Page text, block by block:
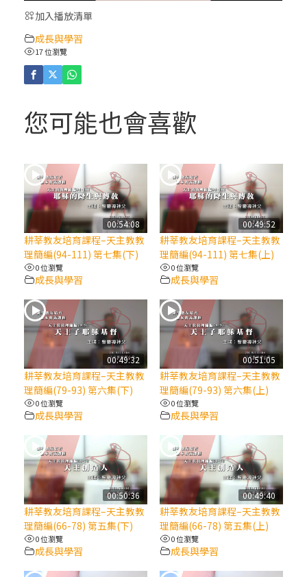
(5)黃敏正主教帶你做「四旬期避靜」—【逾
人相遇
(2)黃敏正主教帶你做「四旬期避靜」—【逾
越的智慧】：七項齋戒的意義與益處
【信仰之旅】第九集：「如果你的痛苦比快
樂多」—歐義明神父 / 應芝莉老師
(1)黃敏正主教帶你做「四旬期避靜」—【逾
越的智慧】：聖方濟的靈修，「不占為己
有」
【信仰之旅】第八集：「耶穌為什麼降生到
人世」—高樂祈修女
2025/10/10【萬物讚頌頌歌 – 太陽與生態音
樂會】紀念聖方濟與已逝教宗方濟各（中）
2025/10/10【萬物讚頌頌歌 – 太陽與生態音
樂會】紀念聖方濟與已逝教宗方濟各（下）
2025/10/10【萬物讚頌頌歌 – 太陽與生態音
樂會】紀念聖方濟與已逝教宗方濟各（上）
加入播放清單
成長與學習
17 位瀏覽
您可能也會喜歡
00:54:08
耕莘教友培育課程–天主教教
理簡編(94-111) 第七集(下)
0 位瀏覽
成長與學習
00:49:52
耕莘教友培育課程–天主教教
理簡編(94-111) 第七集(上)
0 位瀏覽
成長與學習
00:49:32
耕莘教友培育課程–天主教教
理簡編(79-93) 第六集(下)
0 位瀏覽
成長與學習
00:51:05
耕莘教友培育課程–天主教教
理簡編(79-93) 第六集(上)
0 位瀏覽
成長與學習
00:50:36
耕莘教友培育課程–天主教教
理簡編(66-78) 第五集(下)
0 位瀏覽
成長與學習
00:49:40
耕莘教友培育課程–天主教教
理簡編(66-78) 第五集(上)
0 位瀏覽
成長與學習